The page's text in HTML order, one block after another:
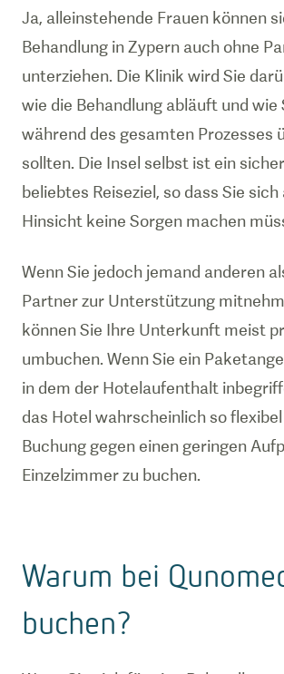
Ja, alleinstehende Frauen können
Behandlung in Zypern auch ohne
unterziehen. Die Klinik wird Sie
wie die Behandlung abläuft und wie
während des gesamten Prozesses
sollten. Die Insel selbst ist ein
beliebtes Reiseziel, so dass Sie
Hinsicht keine Sorgen machen
Wenn Sie jedoch jemand anderen
Partner zur Unterstützung
können Sie Ihre Unterkunft meist
umbuchen. Wenn Sie ein
in dem der Hotelaufenthalt
das Hotel wahrscheinlich so flexibel
Buchung gegen einen geringen
Einzelzimmer zu buchen.
Warum bei
buchen?